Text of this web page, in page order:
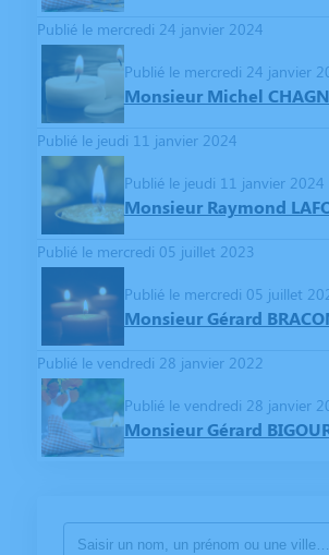
Publié le mercredi 24 janvier 2024
Publié le mercredi 24 janvier
Monsieur Michel
Publié le jeudi 11 janvier 2024
Publié le jeudi 11 janvier 2024
Monsieur Raymond
Publié le mercredi 05 juillet 2023
Publié le mercredi 05 juillet
Monsieur Gérard
Publié le vendredi 28 janvier 2022
Publié le vendredi 28 janvier
Monsieur Gérard